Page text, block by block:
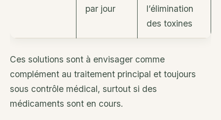
par jour
l’élimination
des toxines
Ces solutions sont à envisager comme
complément au traitement principal et toujours
sous contrôle médical, surtout si des
médicaments sont en cours.